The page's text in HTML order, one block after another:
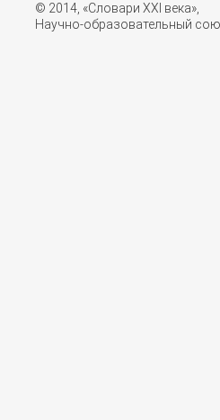
© 2014, «Словари XXI векa»,
Научно-образовательный